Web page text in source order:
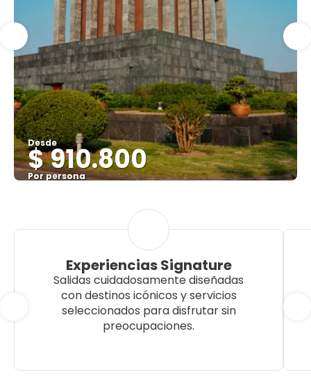
Desde
$ 910.800
Por persona
Experiencias Signature
Salidas cuidadosamente diseñadas
con destinos icónicos y servicios
seleccionados para disfrutar sin
preocupaciones.